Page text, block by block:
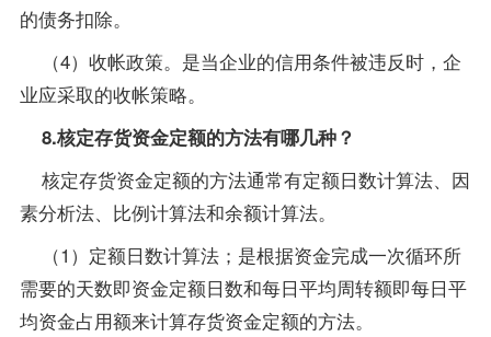
的债务扣除。
（4）收帐政策。是当企业的信用条件被违反时，企
业应采取的收帐策略。
8.核定存货资金定额的方法有哪几种？
核定存货资金定额的方法通常有定额日数计算法、因
素分析法、比例计算法和余额计算法。
（1）定额日数计算法；是根据资金完成一次循环所
需要的天数即资金定额日数和每日平均周转额即每日平
均资金占用额来计算存货资金定额的方法。